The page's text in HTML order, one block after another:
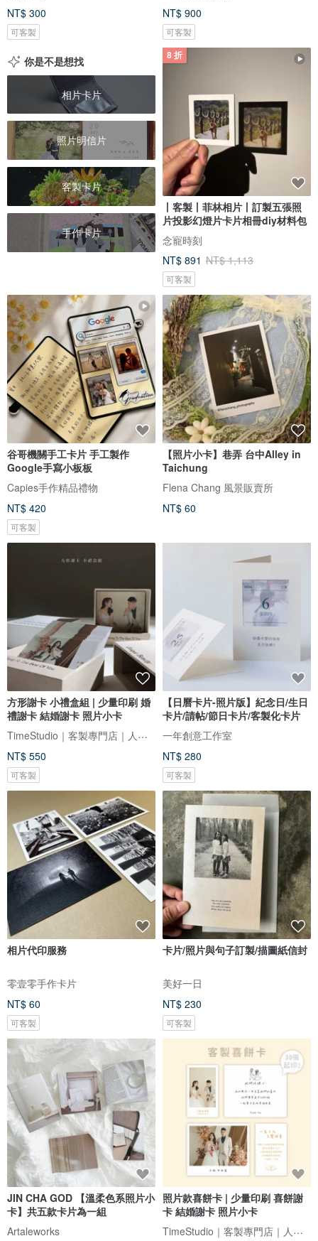
NT$ 300
可客製
NT$ 900
可客製
你是不是想找
相片卡片
照片明信片
客製卡片
手作卡片
8 折
丨客製丨菲林相片丨訂製五張照
片投影幻燈片卡片相冊diy材料包
念寵時刻
NT$ 891 NT$ 1,113
可客製
谷哥機關手工卡片 手工製作
Google手寫小板板
Capies手作精品禮物
NT$ 420
可客製
【照片小卡】巷弄 台中Alley in
Taichung
Flena Chang 風景販賣所
NT$ 60
方形謝卡 小禮盒組 | 少量印刷 婚
禮謝卡 結婚謝卡 照片小卡
TimeStudio｜客製專門店｜人生大事事務所
NT$ 550
可客製
【日曆卡片-照片版】紀念日/生日
卡片/請帖/節日卡片/客製化卡片
一年創意工作室
NT$ 280
可客製
相片代印服務
零壹零手作卡片
NT$ 60
可客製
卡片/照片與句子訂製/描圖紙信封
美好一日
NT$ 230
可客製
JIN CHA GOD 【溫柔色系照片小
卡】共五款卡片為一組
Artaleworks
照片款喜餅卡 | 少量印刷 喜餅謝
卡 結婚謝卡 照片小卡
TimeStudio｜客製專門店｜人生大事事務所